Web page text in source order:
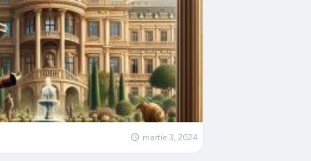
martie 3, 2024